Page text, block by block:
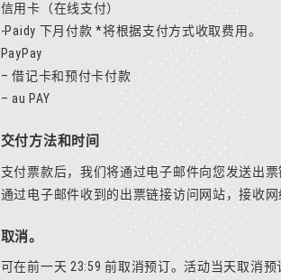
信用卡（在线支付）
-Paidy 下月付款 *将根据支付方式收取费用。
PayPay
– 借记卡和预付卡付款
– au PAY
交付方法和时间
支付票款后，我们将通过电子邮件向您发送出票
通过电子邮件收到的出票链接访问网站，接收网
取消。
可在前一天 23:59 前取消预订。活动当天取消预